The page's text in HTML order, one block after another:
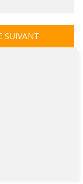
SUIVANT